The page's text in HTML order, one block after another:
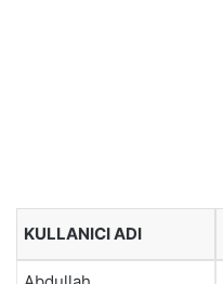
KULLANICI ADI